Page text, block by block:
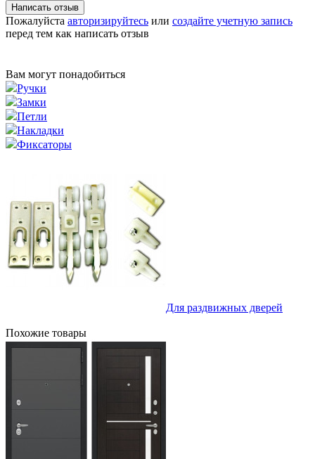
Написать отзыв
Пожалуйста авторизируйтесь или создайте учетную запись
перед тем как написать отзыв
Вам могут понадобиться
Ручки
Замки
Петли
Накладки
Фиксаторы
Для раздвижных дверей
Похожие товары